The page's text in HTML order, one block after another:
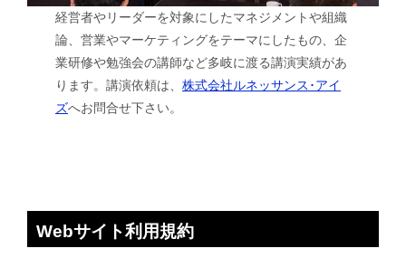
経営者やリーダーを対象にしたマネジメントや組織
論、営業やマーケティングをテーマにしたもの、企
業研修や勉強会の講師など多岐に渡る講演実績があ
ります。講演依頼は、株式会社ルネッサンス･アイ
ズへお問合せ下さい。
Webサイト利用規約